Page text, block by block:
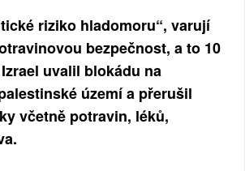
riziko hladomoru“, varují
bezpečnost, a to 10
uvalil blokádu na
území a přerušil
včetně potravin, léků,